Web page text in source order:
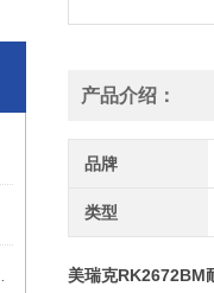
产品介绍：
品牌
类型
美瑞克RK2672BM